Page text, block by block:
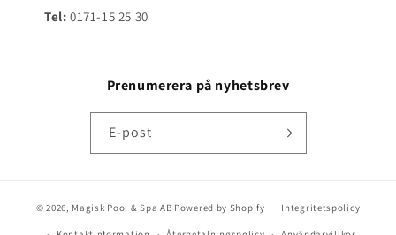
Tel: 0171-15 25 30
Prenumerera på nyhetsbrev
E-post
© 2026, Magisk Pool & Spa AB Powered by Shopify Integritetspolicy